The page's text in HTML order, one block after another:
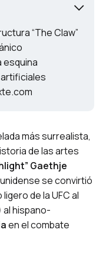
“The Claw”
esquina
más surrealista,
de las artes
Gaethje
se convirtió
de la UFC al
hispano-
en el combate